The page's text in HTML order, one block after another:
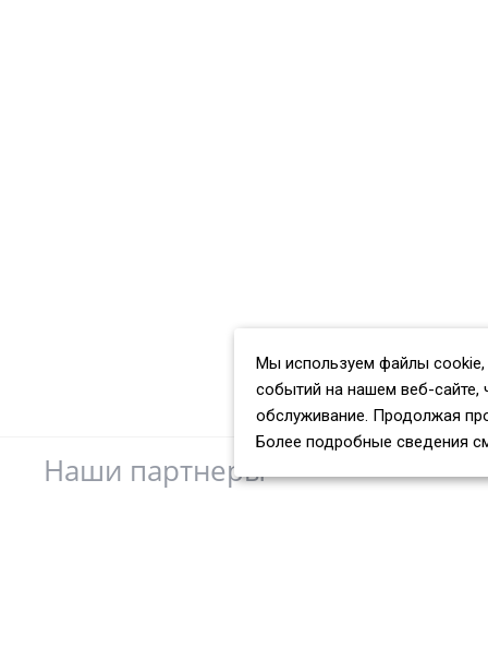
Наши партнеры
Мы используем файлы cookie,
событий на нашем веб-сайте,
обслуживание. Продолжая
Более подробные сведения